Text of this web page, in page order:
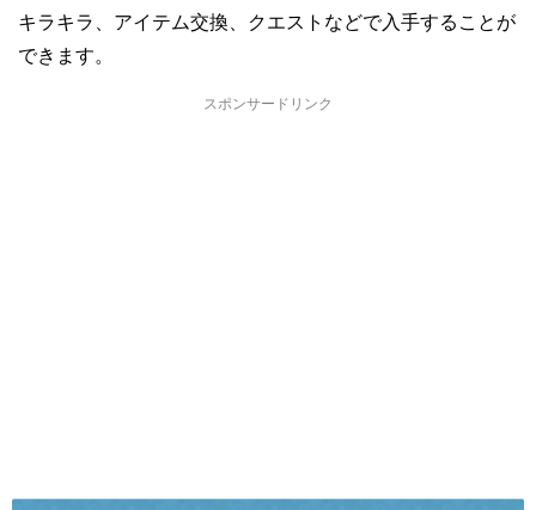
キラキラ、アイテム交換、クエストなどで入手することが
できます。
スポンサードリンク